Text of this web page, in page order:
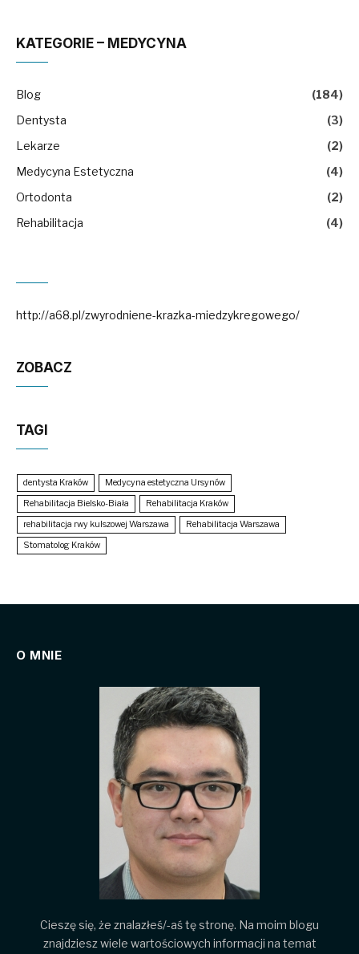
KATEGORIE – MEDYCYNA
Blog
(184)
Dentysta
(3)
Lekarze
(2)
Medycyna Estetyczna
(4)
Ortodonta
(2)
Rehabilitacja
(4)
http://a68.pl/zwyrodniene-krazka-miedzykregowego/
ZOBACZ
TAGI
dentysta Kraków
Medycyna estetyczna Ursynów
Rehabilitacja Bielsko-Biała
Rehabilitacja Kraków
rehabilitacja rwy kulszowej Warszawa
Rehabilitacja Warszawa
Stomatolog Kraków
O MNIE
Cieszę się, że znalazłeś/-aś tę stronę. Na moim blogu
znajdziesz wiele wartościowych informacji na temat